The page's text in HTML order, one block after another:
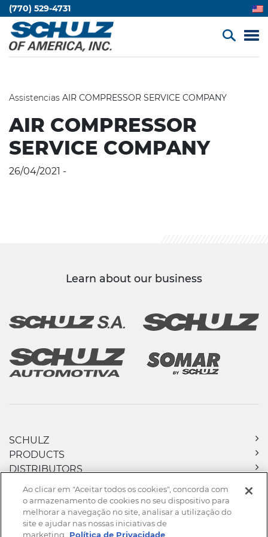
(770) 529-4731
Assistencias AIR COMPRESSOR SERVICE COMPANY
AIR COMPRESSOR
SERVICE COMPANY
26/04/2021 -
Learn about our business
SCHULZ
PRODUCTS
DISTRIBUTORS
NEWS
CONTACT
Ao clicar em "Aceitar todos os cookies", concorda com
o armazenamento de cookies no seu dispositivo para
melhorar a navegação no site, analisar a utilização do
site e ajudar nas nossas iniciativas de
marketing.
Política de Privacidade